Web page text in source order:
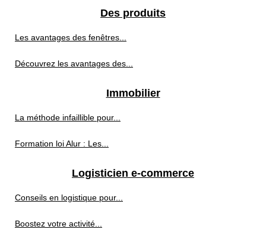
Des produits
Les avantages des fenêtres...
Découvrez les avantages des...
Immobilier
La méthode infaillible pour...
Formation loi Alur : Les...
Logisticien e-commerce
Conseils en logistique pour...
Boostez votre activité...